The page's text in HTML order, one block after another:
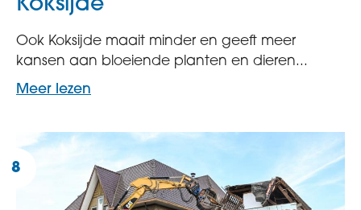
Koksijde
Ook Koksijde maait minder en geeft meer
kansen aan bloeiende planten en dieren...
Meer lezen